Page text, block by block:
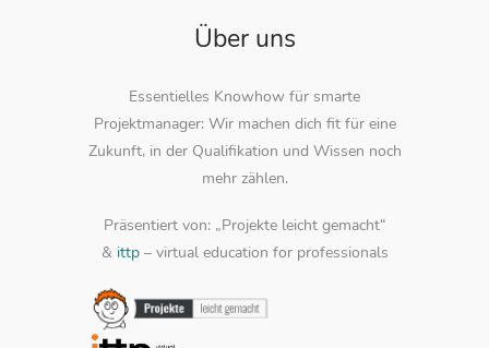
Über uns
Essentielles Knowhow für smarte
Projektmanager: Wir machen dich fit für eine
Zukunft, in der Qualifikation und Wissen noch
mehr zählen.
Präsentiert von: „Projekte leicht gemacht“
& ittp– virtual education for professionals